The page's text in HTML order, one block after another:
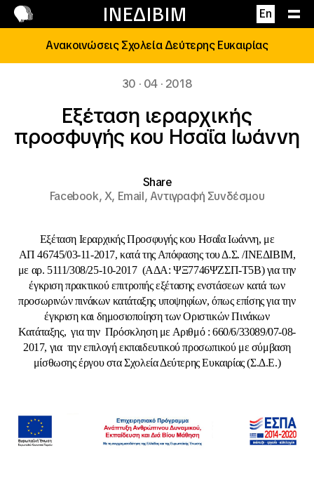
ΙΝΕΔΙΒΙΜ En
Επικοινωνία
Ανακοινώσεις Σχολεία Δεύτερης Ευκαιρίας
30 · 04 · 2018
Εξέταση ιεραρχικής
προσφυγής κου Ησαΐα Ιωάννη
Share
Facebook,X, Email,Αντιγραφή Συνδέσμου
Εξέταση Ιεραρχικής Προσφυγής κoυ Ησαΐα Ιωάννη, με
ΑΠ 46745/03-11-2017, κατά της Απόφασης του Δ.Σ. /ΙΝΕΔΙΒΙΜ,
με αρ. 5111/308/25-10-2017 (ΑΔΑ: ΨΞ7746ΨΖΣΠ-Τ5Β) για την
έγκριση πρακτικού επιτροπής εξέτασης ενστάσεων κατά των
προσωρινών πινάκων κατάταξης υποψηφίων, όπως επίσης για την
έγκριση και δημοσιοποίηση των Οριστικών Πινάκων
Κατάταξης, για την Πρόσκληση με Αριθμό : 660/6/33089/07-08-
2017, για την επιλογή εκπαιδευτικού προσωπικού με σύμβαση
μίσθωσης έργου στα Σχολεία Δεύτερης Ευκαιρίας (Σ.Δ.Ε.)